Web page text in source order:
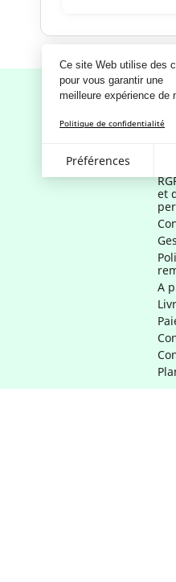
Ce site Web utilise des
pour vous garantir une
meilleure expérience de
Politique de confidentialité
Préférences
et
A